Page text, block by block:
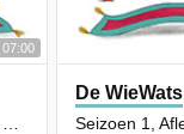
07:00
De WieWats